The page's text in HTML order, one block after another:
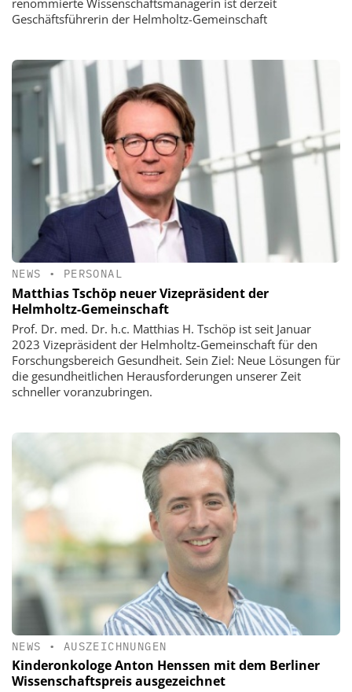
Geschäftsführerin der Helmholtz-Gemeinschaft
NEWS • PERSONAL
Matthias Tschöp neuer Vizepräsident der
Helmholtz-Gemeinschaft
Prof. Dr. med. Dr. h.c. Matthias H. Tschöp ist seit Januar
2023 Vizepräsident der Helmholtz-Gemeinschaft für den
Forschungsbereich Gesundheit. Sein Ziel: Neue Lösungen für
die gesundheitlichen Herausforderungen unserer Zeit
schneller voranzubringen.
NEWS • AUSZEICHNUNGEN
Kinderonkologe Anton Henssen mit dem Berliner
Wissenschaftspreis ausgezeichnet